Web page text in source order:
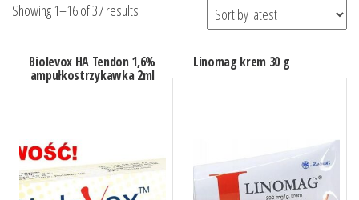
Showing 1–16 of 37 results
Biolevox HA Tendon 1,6%
ampułkostrzykawka 2ml
Linomag krem 30 g